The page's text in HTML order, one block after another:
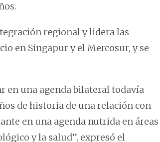
regional y lidera las
en Singapur y el Mercosur, y se
en una agenda bilateral todavía
de historia de una relación con
en una agenda nutrida en áreas
y la salud”, expresó el